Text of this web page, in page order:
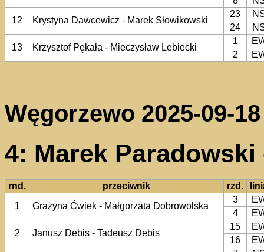
12
Krystyna Dawcewicz - Marek Słowikowski
23
24
13
Krzysztof Pękała - Mieczysław Lebiecki
1
2
Węgorzewo 2025-09-18
4: Marek
rnd. przeciwnik rzd.
1
Grażyna Ćwiek - Małgorzata Dobrowolska
3
4
2
Janusz Debis - Tadeusz Debis
15
16